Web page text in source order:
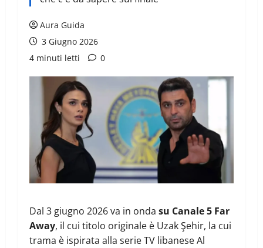
Aura Guida
3 Giugno 2026
4 minuti letti
0
Dal 3 giugno 2026 va in onda su Canale 5 Far
Away, il cui titolo originale è Uzak Şehir, la cui
trama è ispirata alla serie TV libanese Al